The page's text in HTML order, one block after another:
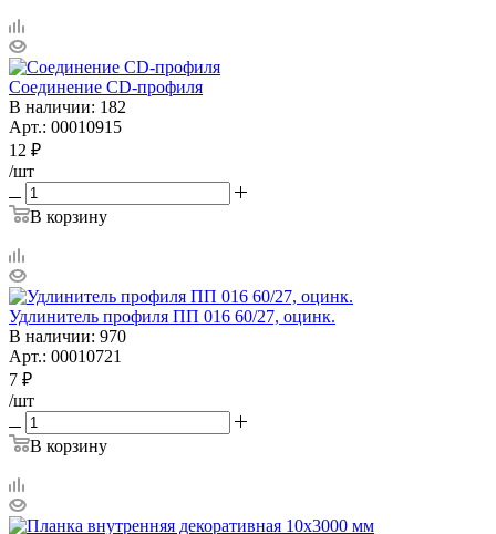
Соединение CD-профиля
В наличии: 182
Арт.: 00010915
12 ₽
/шт
В корзину
Удлинитель профиля ПП 016 60/27, оцинк.
В наличии: 970
Арт.: 00010721
7 ₽
/шт
В корзину